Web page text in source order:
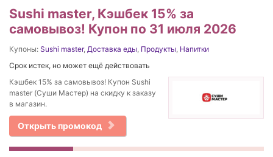
Sushi master, Кэшбек 15% за
самовывоз! Купон по 31 июля 2026
Купоны: Sushi master, Доставка еды, Продукты, Напитки
Срок истек, но может ещё действовать
Кэшбек 15% за самовывоз! Купон Sushi
master (Суши Мастер) на скидку к заказу
в магазин.
Открыть промокод